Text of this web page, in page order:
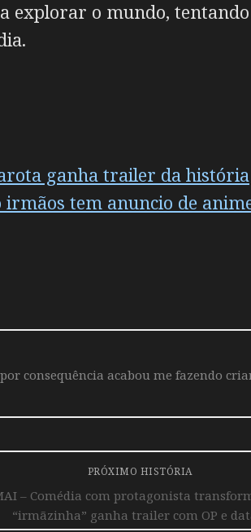
explorar o mundo,
ganha trailer da história
irmãos tem anuncio de
consequência acabou me fazendo
PRÓXIMO HISTÓRIA
– Comédia com protagonista
“irmãzinha” ganha trailer com OP e